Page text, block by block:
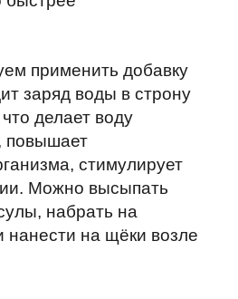
применить добавку
заряд воды в строну
делает воду
повышает
стимулирует
Можно высыпать
набрать на
на щёки возле